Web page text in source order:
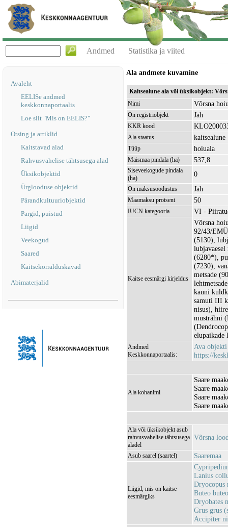
Andmed Statistika ja viited
Avaleht
EELISe andmed
keskkonnaportaalis
Loe siit "Mis on EELIS?"
Otsing ja artiklid
Kaitstavad alad
Rahvusvahelise tähtsusega alad
Üksikobjektid
Ürglooduse objektid
Pärandkultuuriobjektid
Pargid, puistud
Liigid
Veekogud
Saared
Kaitsekorralduskavad
Abimaterjalid
Ala andmete kuvamine
Kaitsealune ala või üksikobjekt:
Nimi
Võrsna
On registriobjekt Jah
KKR kood
Ala staatus kaitsealune
Tüüp hoiuala
Maismaa pindala (ha) 537,8
Siseveekogude pindala
(ha)
0
On maksusoodustus Jah
Maamaksu protsent 50
IUCN kategooria VI -
Kaitse eesmärgi kirjeldus
Võrsna
92/43/
(5130),
(6280*),
(7230),
metsade
kauni
samuti III
nisus),
musträhni
elupaikade
Andmed
Keskkonnaportaalis:
Ava objekti
https://
Ala kohanimi
Saare
Saare
Saare
Saare
Ala või üksikobjekt asub
rahvusvahelise tähtsusega
aladel
Võrsna
Asub saarel (saartel) Saaremaa
Liigid, mis on kaitse
eesmärgiks
Lanius
Dryocopus
Buteo
Dryobates
Grus grus
Accipiter